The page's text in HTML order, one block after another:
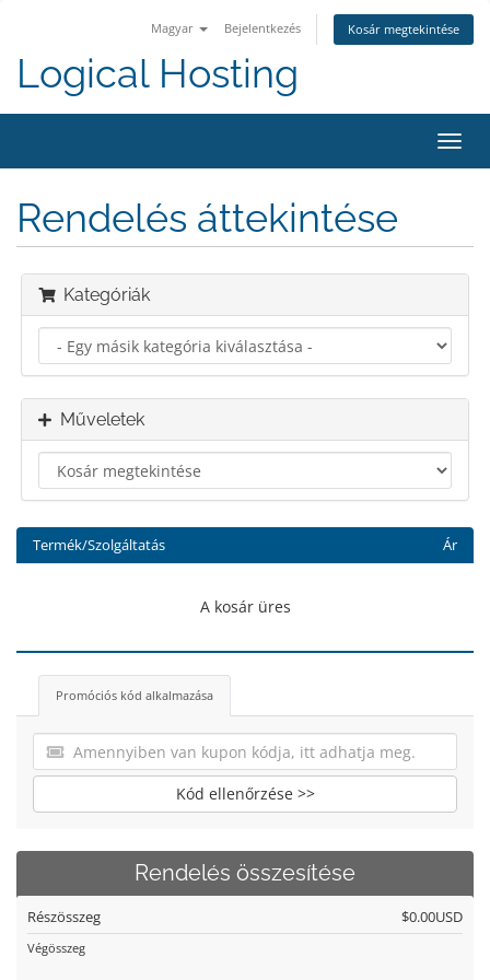
Magyar Bejelentkezés Kosár megtekintése
Logical Hosting
a
Rendelés áttekintése
Kategóriák
Műveletek
Termék/Szolgáltatás Ár
A kosár üres
Promóciós kód alkalmazása
Kód ellenőrzése >>
Rendelés összesítése
Részösszeg $0.00USD
Végösszeg